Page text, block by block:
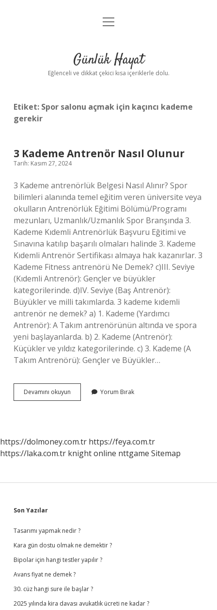
Anasayfa
Yasal Uyarı
menüyü
Günlük Hayat
Eğlenceli ve dikkat çekici kısa içeriklerle dolu.
Etiket: Spor salonu açmak için kaçıncı kademe
gerekir
3 Kademe Antrenör Nasıl Olunur
Tarih: Kasım 27, 2024
3 Kademe antrenörlük Belgesi Nasıl Alınır? Spor
bilimleri alanında temel eğitim veren üniversite veya
okulların Antrenörlük Eğitimi Bölümü/Programı
mezunları, Uzmanlık/Uzmanlık Spor Branşında 3.
Kademe Kıdemli Antrenörlük Başvuru Eğitimi ve
Sınavına katılıp başarılı olmaları halinde 3. Kademe
Kıdemli Antrenör Sertifikası almaya hak kazanırlar. 3
Kademe Fitness antrenörü Ne Demek? c)III. Seviye
(Kıdemli Antrenör): Gençler ve büyükler
kategorilerinde. d)IV. Seviye (Baş Antrenör):
Büyükler ve milli takımlarda. 3 kademe kıdemli
antrenör ne demek? a) 1. Kademe (Yardımcı
Antrenör): A Takım antrenörünün altında ve spora
yeni başlayanlarda. b) 2. Kademe (Antrenör):
Küçükler ve yıldız kategorilerinde. c) 3. Kademe (A
Takım Antrenörü): Gençler ve Büyükler…
Devamını okuyun
Kademe
Yorum Bırak
https://dolmoney.com.tr https://feya.com.tr
https://laka.com.tr knight online nttgame Sitemap
Sidebar
Son Yazılar
Tasarımı yapmak nedir ?
Kara gün dostu olmak ne demektir ?
Bipolar için hangi testler yapılır ?
Avans fiyat ne demek ?
30. cüz hangi sure ile başlar ?
2025 yılında kira davası avukatlık ücreti ne kadar ?